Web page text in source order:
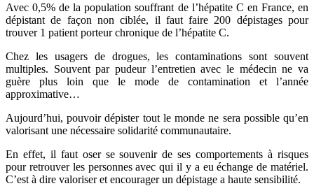
Avec 0,5% de la population souffrant de l’hépatite C en France, en
dépistant de façon non ciblée, il faut faire 200 dépistages pour
trouver 1 patient porteur chronique de l’hépatite C.
Chez les usagers de drogues, les contaminations sont souvent
multiples. Souvent par pudeur l’entretien avec le médecin ne va
guère plus loin que le mode de contamination et l’année
approximative…
Aujourd’hui, pouvoir dépister tout le monde ne sera possible qu’en
valorisant une nécessaire solidarité communautaire.
En effet, il faut oser se souvenir de ses comportements à risques
pour retrouver les personnes avec qui il y a eu échange de matériel.
C’est à dire valoriser et encourager un dépistage a haute sensibilité.